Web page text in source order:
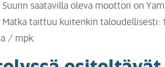
saatavilla oleva moottori on
Matka taittuu kuitenkin taloudellisesti:
/ mpk.